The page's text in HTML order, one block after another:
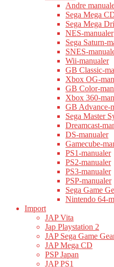
Andre
Sega Mega
Sega Mega
NES-manualer
Sega Saturn-
SNES-
Wii-manualer
GB Classic-
Xbox OG-
GB Color-
Xbox 360-
GB Advance-
Sega Master
Dreamcast-
DS-manualer
Gamecube-
PS1-manualer
PS2-manualer
PS3-manualer
PSP-manualer
Sega Game
Nintendo 64-
Import
JAP Vita
Jap Playstation 2
JAP Sega Game
JAP Mega CD
PSP Japan
JAP PS1